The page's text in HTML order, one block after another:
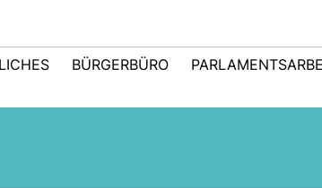
BÜRGERBÜRO